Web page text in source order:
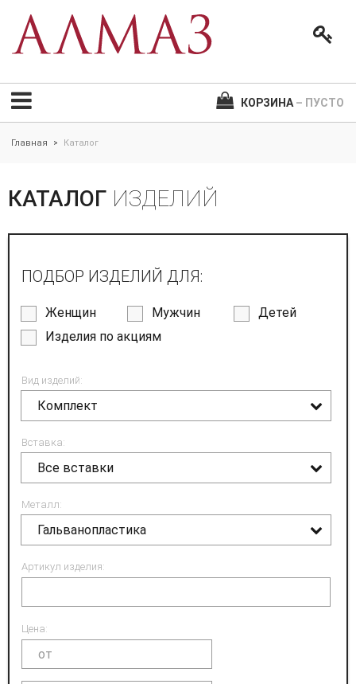
КОРЗИНА – ПУСТО
Главная > Каталог
КАТАЛОГ ИЗДЕЛИЙ
ПОДБОР ИЗДЕЛИЙ ДЛЯ:
Женщин Мужчин
Детей
Изделия по акциям
Вид изделий:
Комплект
Вставка:
Все вставки
Металл:
Гальванопластика
Артикул изделия:
Цена: